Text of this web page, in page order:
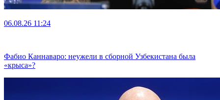
06.08.26 11:24
Фабио Каннаваро: неужели в сборной Узбекистана была
«крыса»?